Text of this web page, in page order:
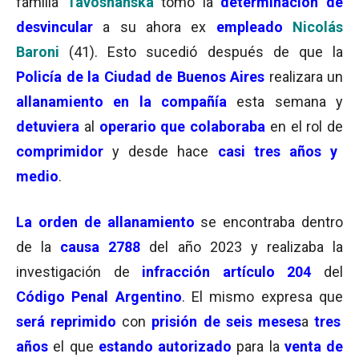
desvincular
a su ahora ex empleado
Nicolás
Baroni
(41). Esto sucedió después de que la
Policía de la Ciudad de Buenos Aires realizara un
allanamiento en la compañía
esta semana y
detuviera al operario que colaboraba en el rol de
comprimidor y desde hace casi tres años y
medio.
La orden de allanamiento se encontraba dentro
de la causa 2788 del año 2023 y realizaba la
investigación de infracción artículo 204 del
Código Penal Argentino. El mismo expresa que
será reprimido con prisión de seis mesesa tres
años el que estando autorizado para la venta de